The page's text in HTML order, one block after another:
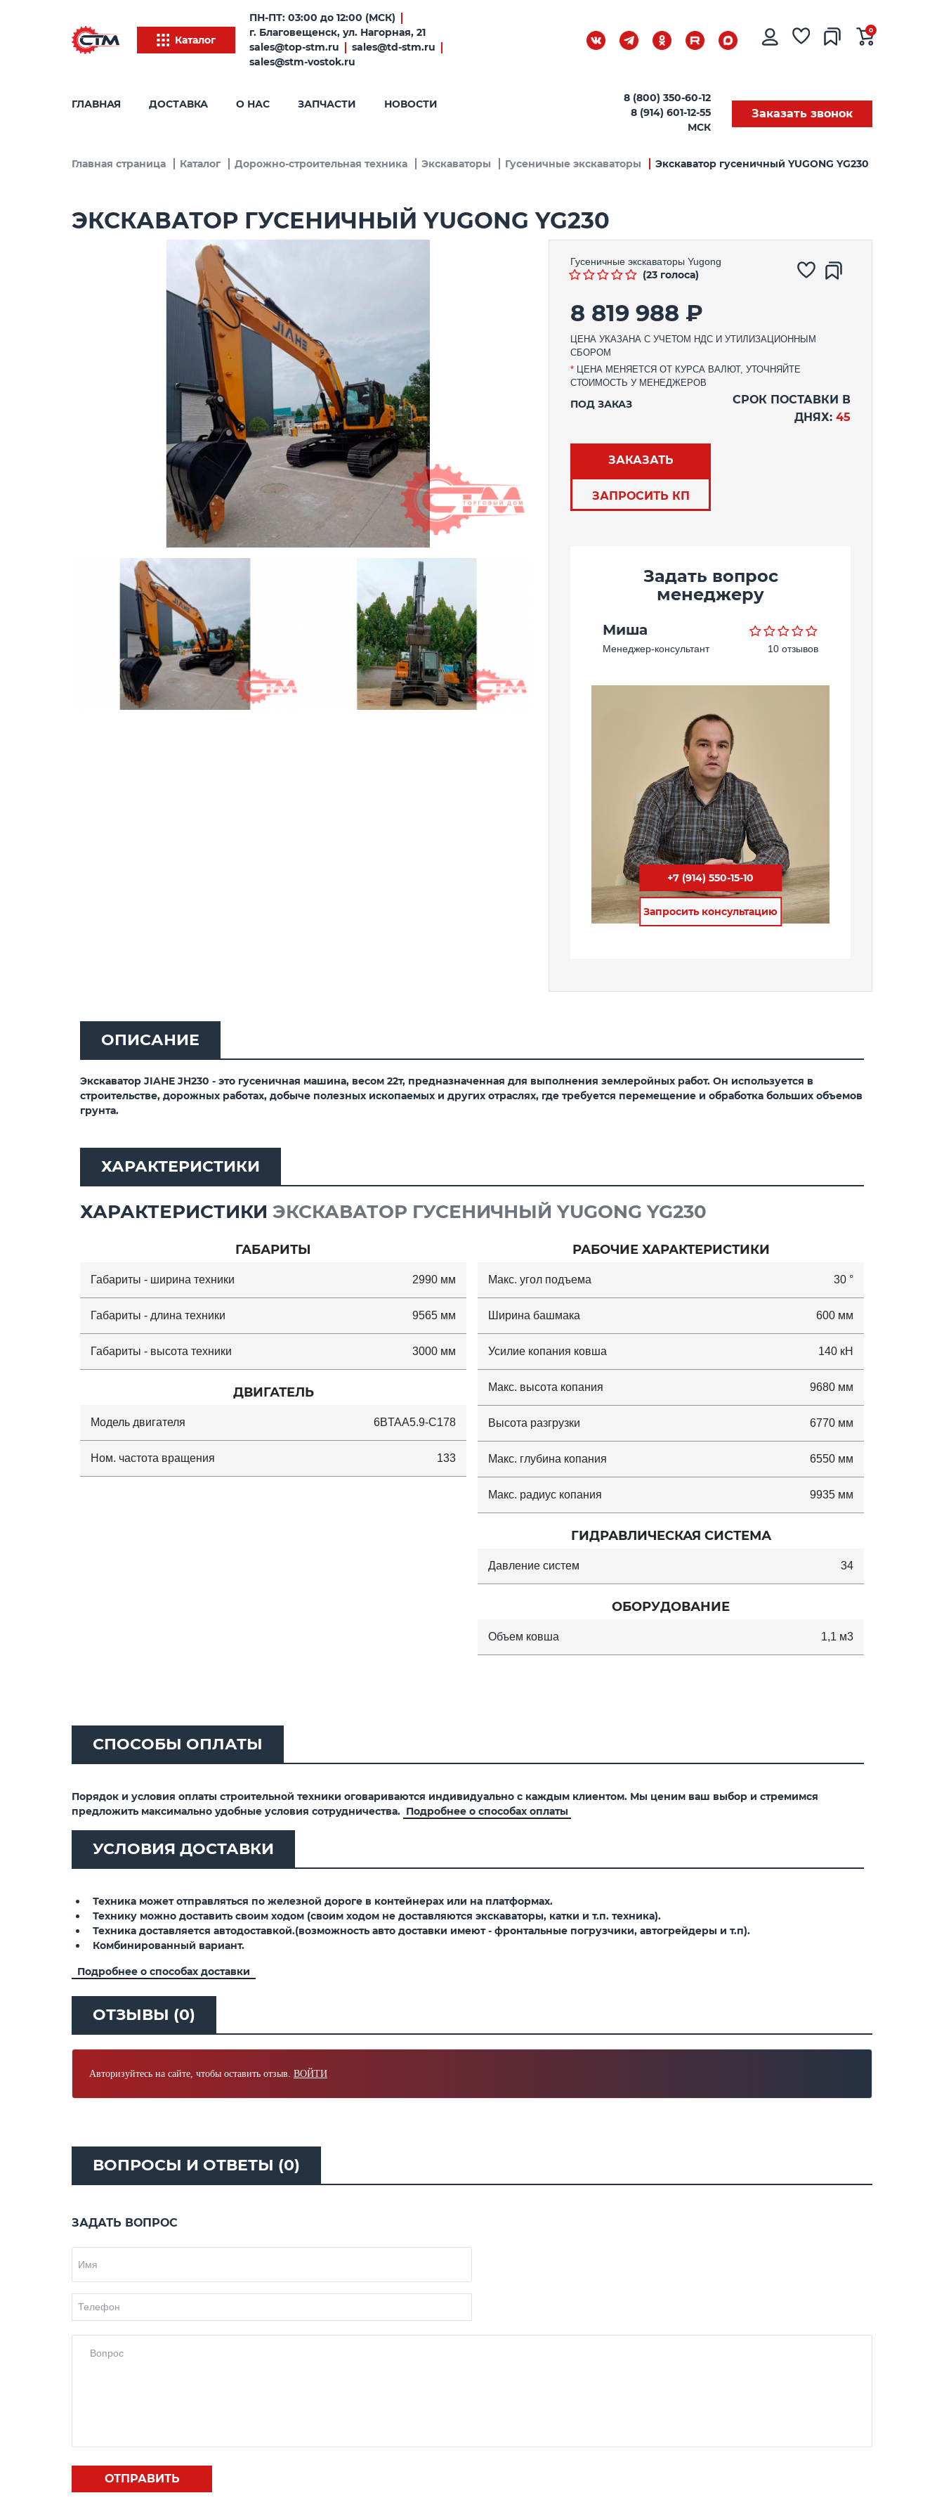
Каталог
ПН-ПТ: 03:00 до 12:00 (МСК)
г. Благовещенск, ул. Нагорная, 21
sales@top-stm.ru
sales@td-stm.ru
sales@stm-vostok.ru
0
ГЛАВНАЯ ДОСТАВКА О НАС ЗАПЧАСТИ НОВОСТИ
8 (800) 350-60-12
8 (914) 601-12-55
МСК
Заказать звонок
Главная страница Каталог Дорожно-строительная техника Экскаваторы Гусеничные экскаваторы Экскаватор гусеничный YUGONG YG230
ЭКСКАВАТОР ГУСЕНИЧНЫЙ YUGONG YG230
Гусеничные экскаваторы Yugong
(23 голоса)
8 819 988 ₽
ЦЕНА УКАЗАНА С УЧЕТОМ НДС И УТИЛИЗАЦИОННЫМ
СБОРОМ
* ЦЕНА МЕНЯЕТСЯ ОТ КУРСА ВАЛЮТ, УТОЧНЯЙТЕ
СТОИМОСТЬ У МЕНЕДЖЕРОВ
ПОД ЗАКАЗ
СРОК ПОСТАВКИ В
ДНЯХ: 45
ЗАКАЗАТЬ
ЗАПРОСИТЬ КП
Задать вопрос
менеджеру
Миша
Менеджер-консультант 10 отзывов
+7 (914) 550-15-10
Запросить консультацию
ОПИСАНИЕ
Экскаватор JIAHE JH230 - это гусеничная машина, весом 22т, предназначенная для выполнения землеройных работ. Он используется в
строительстве, дорожных работах, добыче полезных ископаемых и других отраслях, где требуется перемещение и обработка больших объемов
грунта.
ХАРАКТЕРИСТИКИ
ХАРАКТЕРИСТИКИ ЭКСКАВАТОР ГУСЕНИЧНЫЙ YUGONG YG230
ГАБАРИТЫ
Габариты - ширина техники 2990 мм
Габариты - длина техники 9565 мм
Габариты - высота техники 3000 мм
ДВИГАТЕЛЬ
Модель двигателя 6BTAA5.9-C178
Ном. частота вращения 133
РАБОЧИЕ ХАРАКТЕРИСТИКИ
Макс. угол подъема 30 °
Ширина башмака 600 мм
Усилие копания ковша 140 кН
Макс. высота копания 9680 мм
Высота разгрузки 6770 мм
Макс. глубина копания 6550 мм
Макс. радиус копания 9935 мм
ГИДРАВЛИЧЕСКАЯ СИСТЕМА
Давление систем 34
ОБОРУДОВАНИЕ
Объем ковша 1,1 м3
СПОСОБЫ ОПЛАТЫ
Порядок и условия оплаты строительной техники оговариваются индивидуально с каждым клиентом. Мы ценим ваш выбор и стремимся
предложить максимально удобные условия сотрудничества. Подробнее о способах оплаты
УСЛОВИЯ ДОСТАВКИ
Техника может отправляться по железной дороге в контейнерах или на платформах.
Технику можно доставить своим ходом (своим ходом не доставляются экскаваторы, катки и т.п. техника).
Техника доставляется автодоставкой.(возможность авто доставки имеют - фронтальные погрузчики, автогрейдеры и т.п).
Комбинированный вариант.
Подробнее о способах доставки
ОТЗЫВЫ (0)
Авторизуйтесь на сайте, чтобы оставить отзыв. ВОЙТИ
ВОПРОСЫ И ОТВЕТЫ (0)
ЗАДАТЬ ВОПРОС